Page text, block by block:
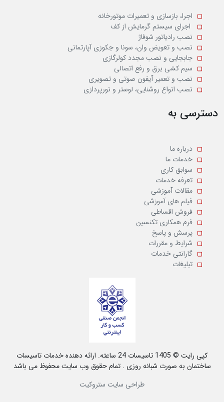
اجرا، بازسازی و تعمیرات موتورخانه
اجرای سیستم گرمایش از کف
نصب رادیاتور شوفاژ
نصب و تعویض وان، سونا و جکوزی آپارتمانی
جابجایی و نصب مجدد کولرگازی
سیم کشی برق و رفع اتصالی
نصب و تعمیر آیفون صوتی و تصویری
نصب انواع روشنایی، لوستر و نورپردازی
دسترسی به
درباره ما
خدمات ما
سوابق کاری
تعرفه خدمات
مقالات آموزشی
فیلم های آموزشی
فروش اقساطی
فرم همکاری تکنسین
پرسش و پاسخ
شرایط و مقررات
گارانتی خدمات
تبلیغات
کپی رایت © 1405 تاسیسات 24 ساعته. ارائه دهنده خدمات تاسیسات
ساختمان به صورت شبانه روزی . تمام حقوق وب سایت محفوظ می باشد
طراحی سایت ستروکیت